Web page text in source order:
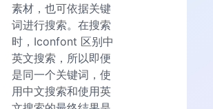
素材，也可依据关键
词进行搜索。在搜索
时，Iconfont 区别中
英文搜索，所以即便
是同一个关键词，使
用中文搜索和使用英